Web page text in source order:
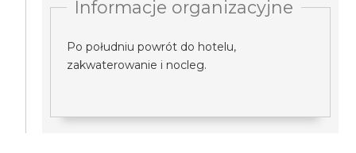
Informacje organizacyjne
Po południu powrót do hotelu,
zakwaterowanie i nocleg.